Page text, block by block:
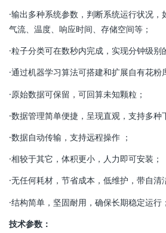
·输出多种系统参数，判断系统运行状况，
气流、温度、响应时间、存储空间等；
·粒子分类可在数秒内完成，实现分钟级别
·通过机器学习算法可搭建和扩展自有花粉
·原始数据可保留，可回算未知颗粒；
·数据管理简单便捷，呈现直观，支持多种
·数据自动传输，支持远程操作 ；
·相较于其它，体积更小，人力即可安装；
·无任何耗材，节省成本，低维护，带自清
·结构简单，坚固耐用，确保长期稳定运行；
技术参数：